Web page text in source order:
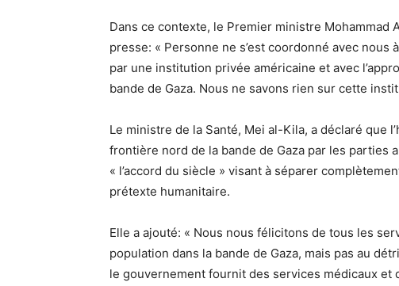
Dans ce contexte, le Premier ministre Mohammad
presse: « Personne ne s’est coordonné avec nous
par une institution privée américaine et avec
bande de Gaza. Nous ne savons rien sur cette
Le ministre de la Santé, Mei al-Kila, a déclaré que
frontière nord de la bande de Gaza par les parties
« l’accord du siècle » visant à séparer
prétexte humanitaire.
Elle a ajouté: « Nous nous félicitons de tous les
population dans la bande de Gaza, mais pas au
le gouvernement fournit des services médicaux et